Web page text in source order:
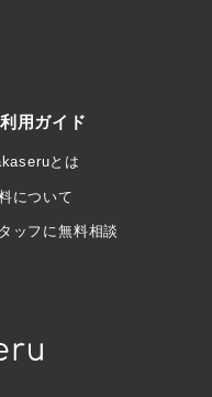
用ガイド
とは
について
ッフに無料相談